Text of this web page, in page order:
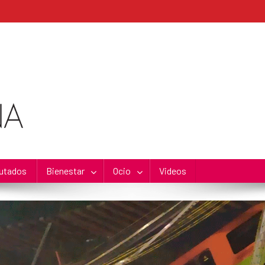
Bienestar Ocio Videos